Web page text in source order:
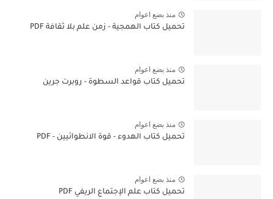
منذ بضع اعوام
تحميل كتاب الهمجية - زمن علم بلا ثقافة PDF
منذ بضع اعوام
تحميل كتاب قواعد السطوة - روبرت جرين
منذ بضع اعوام
تحميل كتاب الهدوء - قوة الانطوائيين - PDF
منذ بضع اعوام
تحميل كتاب علم الإجتماع الريفي PDF